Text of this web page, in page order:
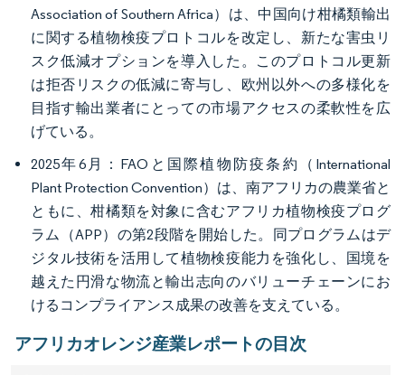
Association of Southern Africa）は、中国向け柑橘類輸出
に関する植物検疫プロトコルを改定し、新たな害虫リ
スク低減オプションを導入した。このプロトコル更新
は拒否リスクの低減に寄与し、欧州以外への多様化を
目指す輸出業者にとっての市場アクセスの柔軟性を広
げている。
2025年6月：FAOと国際植物防疫条約（International
Plant Protection Convention）は、南アフリカの農業省と
ともに、柑橘類を対象に含むアフリカ植物検疫プログ
ラム（APP）の第2段階を開始した。同プログラムはデ
ジタル技術を活用して植物検疫能力を強化し、国境を
越えた円滑な物流と輸出志向のバリューチェーンにお
けるコンプライアンス成果の改善を支えている。
アフリカオレンジ産業レポートの目次